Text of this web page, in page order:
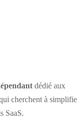
dédié aux
cherchent à
SaaS.